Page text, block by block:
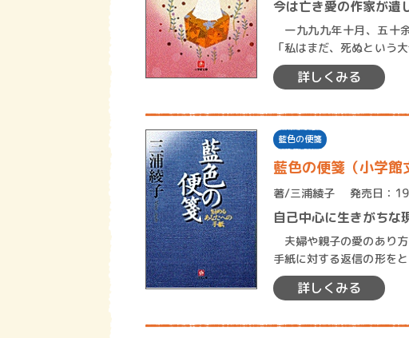
今は亡き愛の作家が遺
一九九九年十月、五十
「私はまだ、死ぬとい
関わりあうための重要な
詳しくみる
藍色の便箋
藍色の便箋（小学館
著/三浦綾子 発売日：
自己中心に生きがちな
夫婦や親子の愛のあり
手紙に対する返信の形を
が自己中心に生きていき
詳しくみる